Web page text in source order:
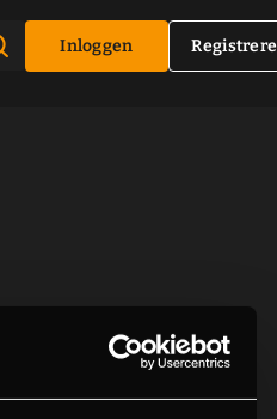
Inloggen